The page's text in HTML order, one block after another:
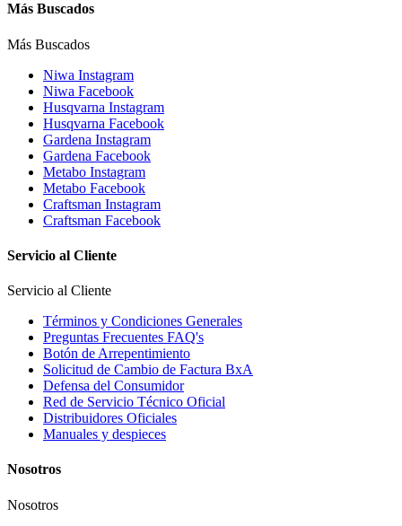
Más Buscados
Más Buscados
Niwa Instagram
Niwa Facebook
Husqvarna Instagram
Husqvarna Facebook
Gardena Instagram
Gardena Facebook
Metabo Instagram
Metabo Facebook
Craftsman Instagram
Craftsman Facebook
Servicio al Cliente
Servicio al Cliente
Términos y Condiciones Generales
Preguntas Frecuentes FAQ's
Botón de Arrepentimiento
Solicitud de Cambio de Factura BxA
Defensa del Consumidor
Red de Servicio Técnico Oficial
Distribuidores Oficiales
Manuales y despieces
Nosotros
Nosotros